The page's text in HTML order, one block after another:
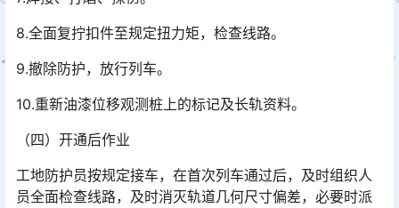
8.全面复拧扣件至规定扭力矩，检查线路。
9.撤除防护，放行列车。
10.重新油漆位移观测桩上的标记及长轨资料。
（四）开通后作业
工地防护员按规定接车，在首次列车通过后，及时组织人
员全面检查线路，及时消灭轨道几何尺寸偏差，必要时派